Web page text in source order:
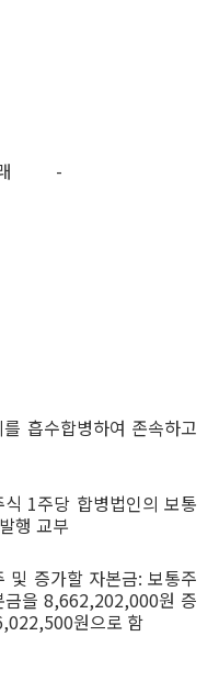
-
흡수합병하여 존속하고
1주당 합병법인의 보통
행 교부
증가할 자본금: 보통주
을 8,662,202,000원 증
원으로 함